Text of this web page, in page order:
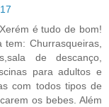
é tudo de bom!
Churrasqueiras,
de descanço,
para adultos e
com todos tipos de
os bebes. Além